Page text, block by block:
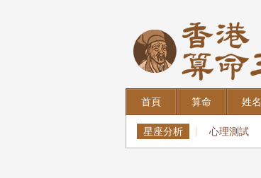
首頁 算命 姓名
星座分析 心理測試